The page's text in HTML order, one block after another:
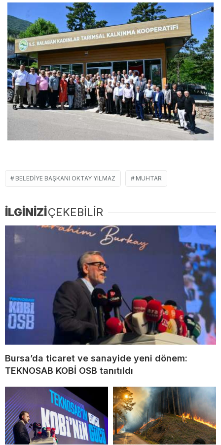
BELEDIYE BAŞKANI OKTAY YILMAZ MUHTAR
İLGİNİZİÇEKEBİLİR
Bursa’da ticaret ve sanayide yeni dönem:
TEKNOSAB KOBİ OSB tanıtıldı